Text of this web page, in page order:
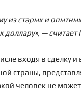
из старых и
доллару», — считает
входя в сделку и
страны,
человек не может